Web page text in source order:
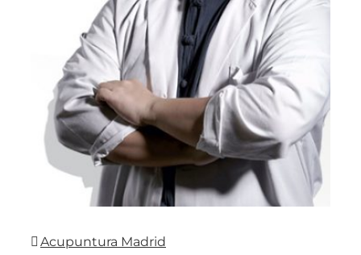
Acupuntura Madrid